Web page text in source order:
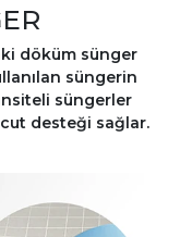
döküm sünger
süngerin
süngerler
desteği sağlar.